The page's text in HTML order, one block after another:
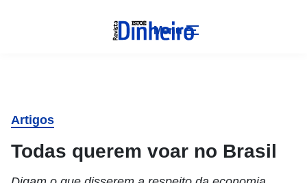
Menu
Artigos
Todas querem voar no Brasil